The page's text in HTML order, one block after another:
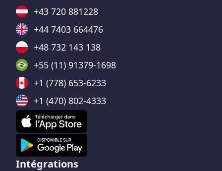
+43 720 881228
+44 7403 664476
+48 732 143 138
+55 (11) 91379-1698
+1 (778) 653-6233
+1 (470) 802-4333
Intégrations